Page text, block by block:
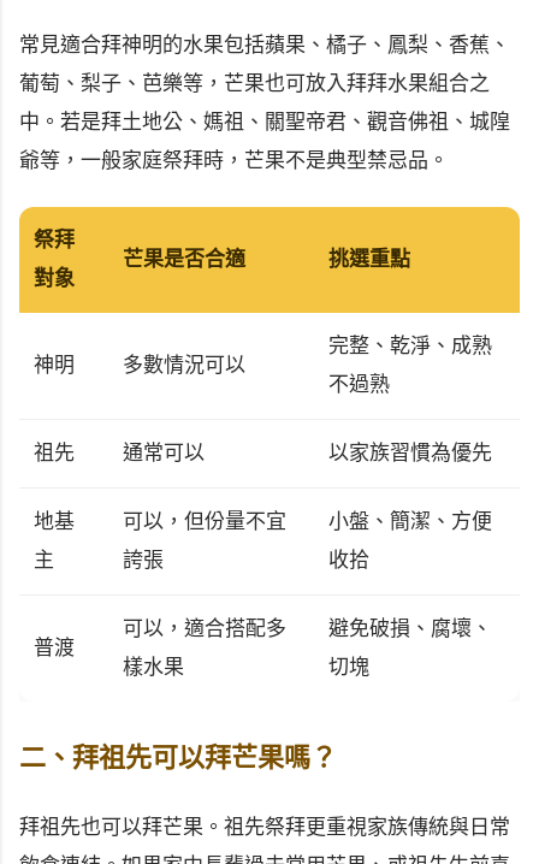
常見適合拜神明的水果包括蘋果、橘子、鳳梨、香蕉、
葡萄、梨子、芭樂等，芒果也可放入拜拜水果組合之
中。若是拜土地公、媽祖、關聖帝君、觀音佛祖、城隍
爺等，一般家庭祭拜時，芒果不是典型禁忌品。
祭拜
對象
芒果是否合適 挑選重點
神明 多數情況可以
完整、乾淨、成熟
不過熟
祖先 通常可以 以家族習慣為優先
地基
主
可以，但份量不宜
誇張
小盤、簡潔、方便
收拾
普渡
可以，適合搭配多
樣水果
避免破損、腐壞、
切塊
二、拜祖先可以拜芒果嗎？
拜祖先也可以拜芒果。祖先祭拜更重視家族傳統與日常